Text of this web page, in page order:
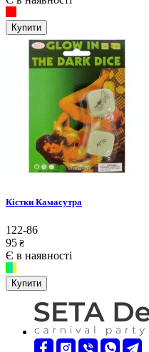
Купити
Кістки Камасутра
122-86
95 ₴
Є в наявності
Купити